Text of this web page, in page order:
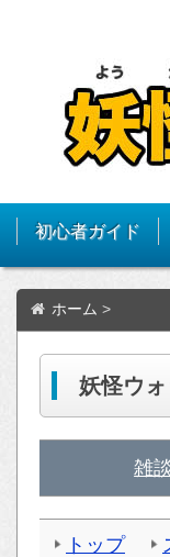
初心者ガイド
ホーム >
妖怪ウ
雑
トップ